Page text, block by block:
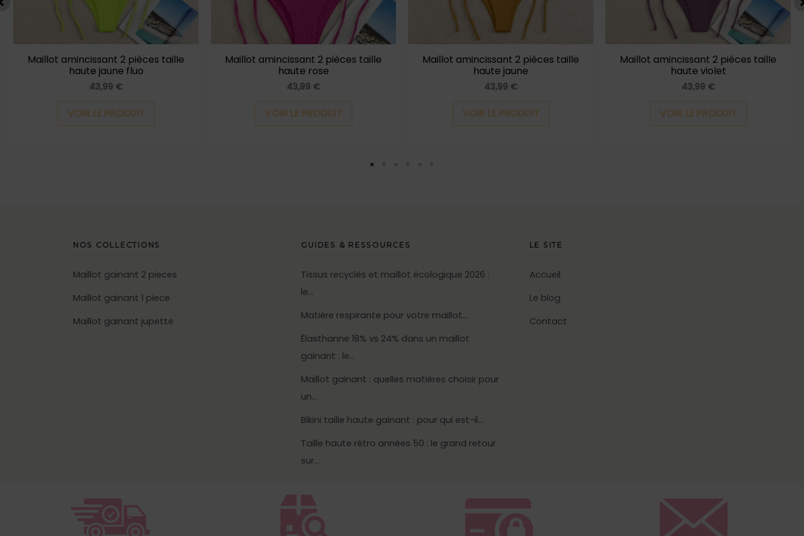
Maillot amincissant 2 pièces taille
haute jaune fluo
43,99 €
VOIR LE PRODUIT
être
choisies
sur
la
Maillot amincissant 2 pièces taille
haute rose
43,99 €
VOIR LE PRODUIT
être
choisies
sur
la
Maillot amincissant 2 pièces taille
haute jaune
43,99 €
VOIR LE PRODUIT
la
Maillot amincissant 2 pièces taille
haute violet
43,99 €
VOIR LE PRODUIT
être
choisies
sur
la
NOS COLLECTIONS
Maillot gainant 2 pieces
Maillot gainant 1 piece
Maillot gainant jupette
GUIDES & RESSOURCES
Tissus recyclés et maillot écologique 2026 :
le…
Matière respirante pour votre maillot…
Élasthanne 18% vs 24% dans un maillot
gainant : le…
Maillot gainant : quelles matières choisir pour
un…
Bikini taille haute gainant : pour qui est-il…
Taille haute rétro années 50 : le grand retour
sur…
LE SITE
Accueil
Le blog
Contact